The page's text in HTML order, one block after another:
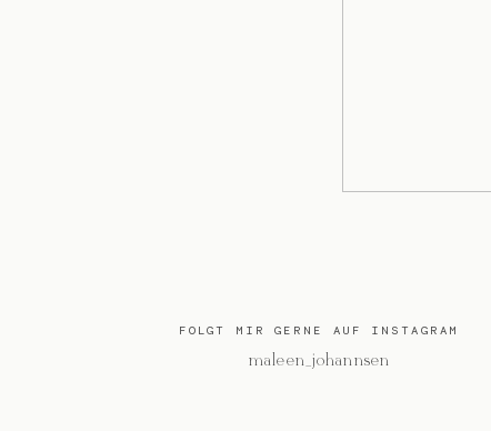
FOLGT MIR GERNE AUF INSTAGRAM
@maleen_johannsen